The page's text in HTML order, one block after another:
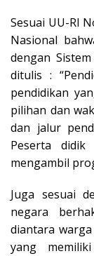
Sesuai UU-RI
Nasional
dengan
ditulis :
pendidikan
pilihan dan
dan jalur
Peserta
mengambil
Juga sesuai
negara
diantara
yang